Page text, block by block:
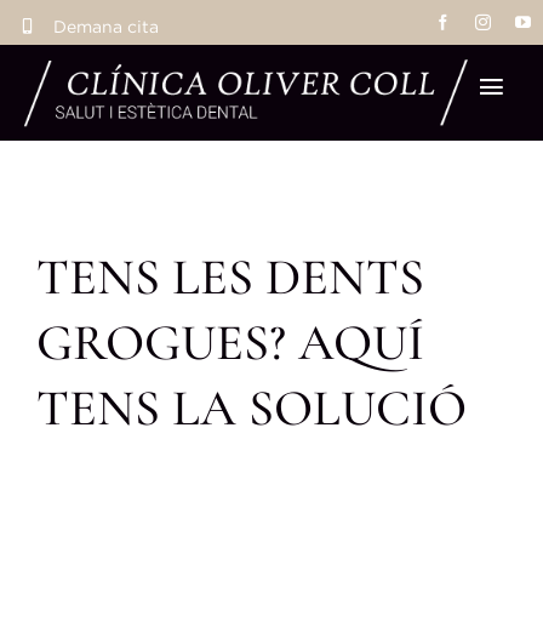
Skip
content
Demana cita
TENS LES DENTS
GROGUES? AQUÍ
TENS LA SOLUCIÓ